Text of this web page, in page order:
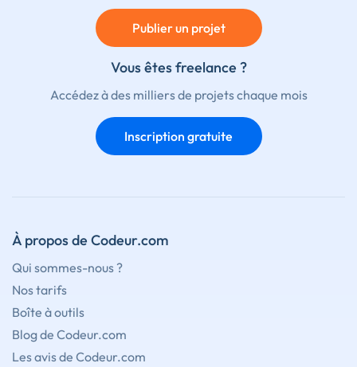
Publier un projet
Vous êtes freelance ?
Accédez à des milliers de projets chaque mois
Inscription gratuite
À propos de Codeur.com
Qui sommes-nous ?
Nos tarifs
Boîte à outils
Blog de Codeur.com
Les avis de Codeur.com